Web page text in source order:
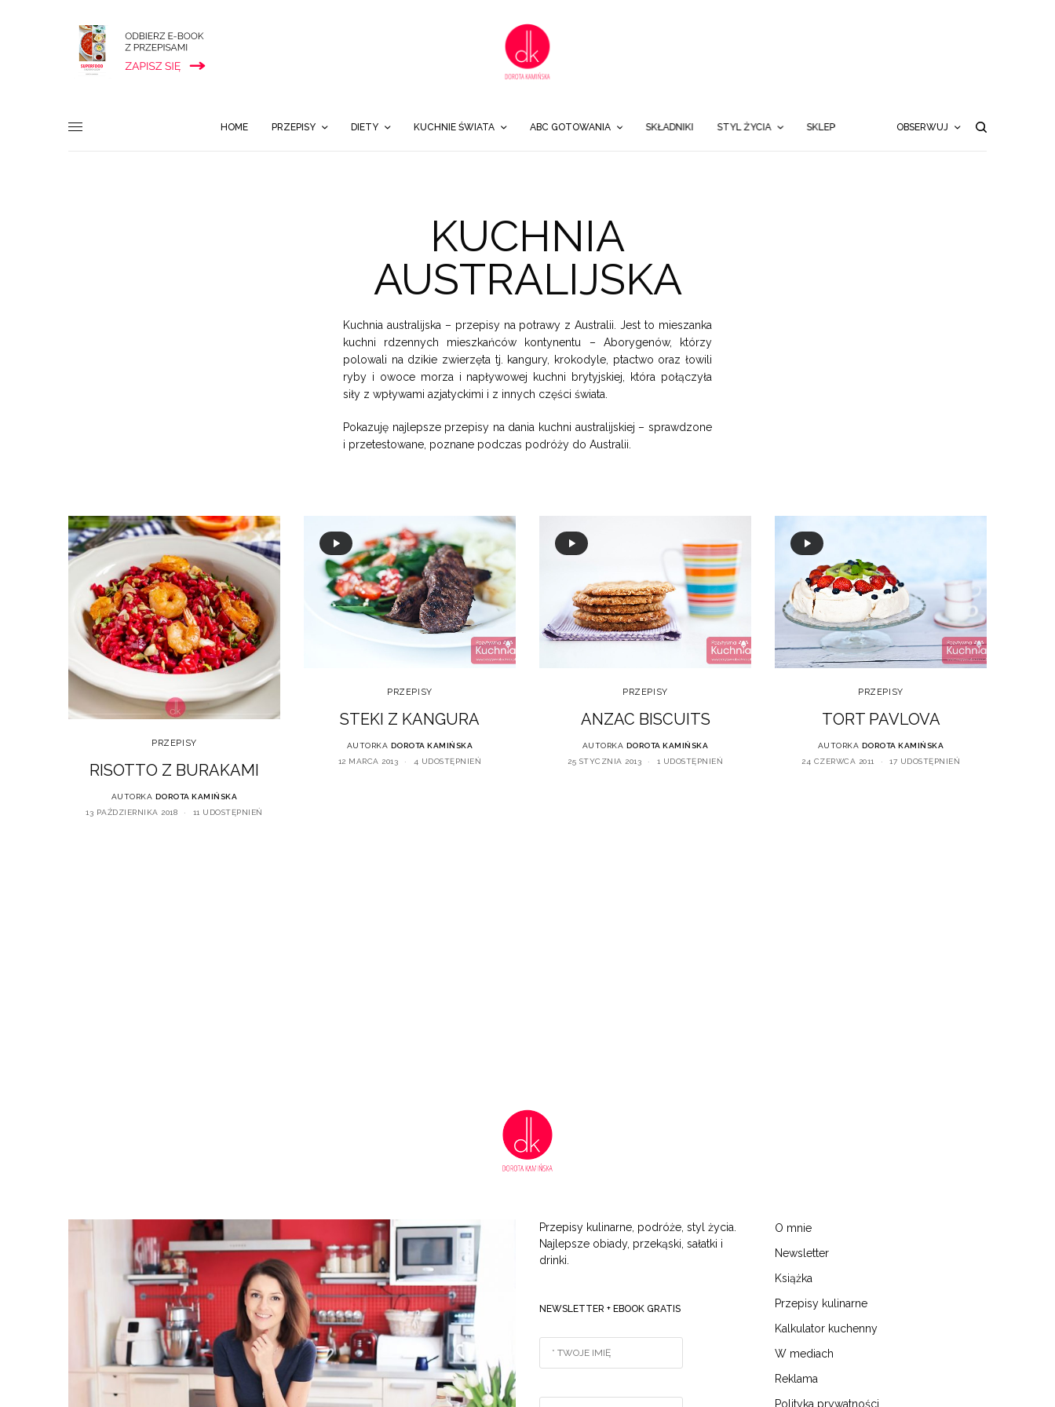
HOME PRZEPISY DIETY KUCHNIE ŚWIATA ABC GOTOWANIA SKŁADNIKI STYL ŻYCIA SKLEP OBSERWUJ
KUCHNIA
AUSTRALIJSKA
Kuchnia australijska – przepisy na potrawy z Australii. Jest to mieszanka
kuchni rdzennych mieszkańców kontynentu – Aborygenów, którzy
polowali na dzikie zwierzęta tj. kangury, krokodyle, ptactwo oraz łowili
ryby i owoce morza i napływowej kuchni brytyjskiej, która połączyła
siły z wpływami azjatyckimi i z innych części świata.
Pokazuję najlepsze przepisy na dania kuchni australijskiej – sprawdzone
i przetestowane, poznane podczas podróży do Australii.
PRZEPISY
RISOTTO Z BURAKAMI
AUTORKA DOROTA KAMIŃSKA
13 PAŹDZIERNIKA 2018
11 UDOSTĘPNIEŃ
PRZEPISY
STEKI Z KANGURA
AUTORKA DOROTA KAMIŃSKA
12 MARCA 2013
4 UDOSTĘPNIEŃ
PRZEPISY
ANZAC BISCUITS
AUTORKA DOROTA KAMIŃSKA
25 STYCZNIA 2013
1 UDOSTĘPNIEŃ
PRZEPISY
TORT PAVLOVA
AUTORKA DOROTA KAMIŃSKA
24 CZERWCA 2011
17 UDOSTĘPNIEŃ
Przepisy kulinarne, podróże, styl życia.
Najlepsze obiady, przekąski, sałatki i
drinki.
NEWSLETTER + EBOOK GRATIS
O mnie
Newsletter
Książka
Przepisy kulinarne
Kalkulator kuchenny
W mediach
Reklama
Polityka prywatności